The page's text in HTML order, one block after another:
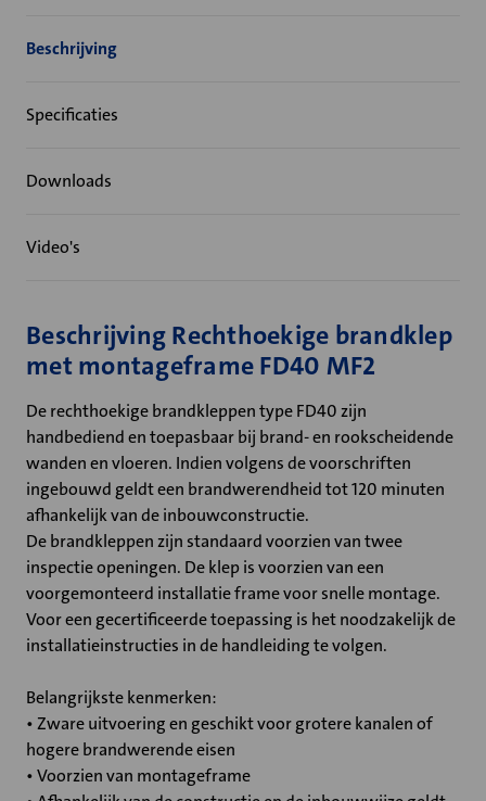
Beschrijving
Specificaties
Downloads
Video's
Beschrijving Rechthoekige brandklep
met montageframe FD40 MF2
De rechthoekige brandkleppen type FD40 zijn
handbediend en toepasbaar bij brand- en rookscheidende
wanden en vloeren. Indien volgens de voorschriften
ingebouwd geldt een brandwerendheid tot 120 minuten
afhankelijk van de inbouwconstructie.
De brandkleppen zijn standaard voorzien van twee
inspectie openingen. De klep is voorzien van een
voorgemonteerd installatie frame voor snelle montage.
Voor een gecertificeerde toepassing is het noodzakelijk de
installatieinstructies in de handleiding te volgen.
Belangrijkste kenmerken:
• Zware uitvoering en geschikt voor grotere kanalen of
hogere brandwerende eisen
• Voorzien van montageframe